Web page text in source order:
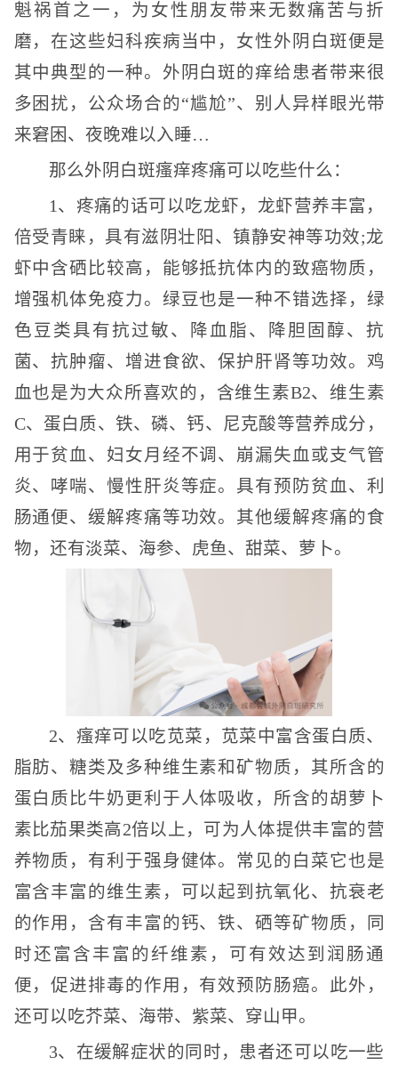
魁祸首之一，为女性朋友带来无数痛苦与折
磨，在这些妇科疾病当中，女性外阴白斑便是
其中典型的一种。外阴白斑的痒给患者带来很
多困扰，公众场合的“尴尬”、别人异样眼光带
来窘困、夜晚难以入睡…
那么外阴白斑瘙痒疼痛可以吃些什么：
1、疼痛的话可以吃龙虾，龙虾营养丰富，
倍受青睐，具有滋阴壮阳、镇静安神等功效;龙
虾中含硒比较高，能够抵抗体内的致癌物质，
增强机体免疫力。绿豆也是一种不错选择，绿
色豆类具有抗过敏、降血脂、降胆固醇、抗
菌、抗肿瘤、增进食欲、保护肝肾等功效。鸡
血也是为大众所喜欢的，含维生素B2、维生素
C、蛋白质、铁、磷、钙、尼克酸等营养成分，
用于贫血、妇女月经不调、崩漏失血或支气管
炎、哮喘、慢性肝炎等症。具有预防贫血、利
肠通便、缓解疼痛等功效。其他缓解疼痛的食
物，还有淡菜、海参、虎鱼、甜菜、萝卜。
2、瘙痒可以吃苋菜，苋菜中富含蛋白质、
脂肪、糖类及多种维生素和矿物质，其所含的
蛋白质比牛奶更利于人体吸收，所含的胡萝卜
素比茄果类高2倍以上，可为人体提供丰富的营
养物质，有利于强身健体。常见的白菜它也是
富含丰富的维生素，可以起到抗氧化、抗衰老
的作用，含有丰富的钙、铁、硒等矿物质，同
时还富含丰富的纤维素，可有效达到润肠通
便，促进排毒的作用，有效预防肠癌。此外，
还可以吃芥菜、海带、紫菜、穿山甲。
3、在缓解症状的同时，患者还可以吃一些